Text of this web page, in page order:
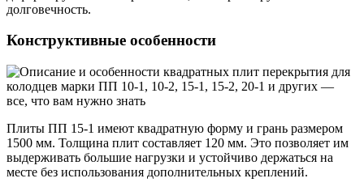
долговечность.
Конструктивные особенности
Плиты ПП 15-1 имеют квадратную форму и грань размером
1500 мм. Толщина плит составляет 120 мм. Это позволяет им
выдерживать большие нагрузки и устойчиво держаться на
месте без использования дополнительных креплений.